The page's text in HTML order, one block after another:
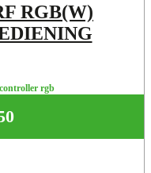
RGB(W)
rgb